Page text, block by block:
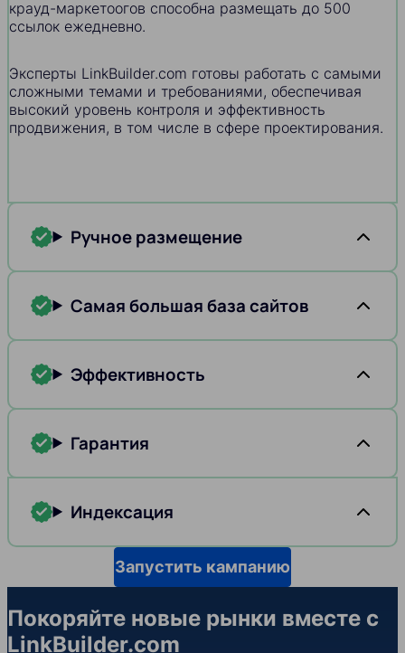
крауд-маркетоогов способна размещать до 500
ссылок ежедневно.
Эксперты LinkBuilder.com готовы работать с самыми
сложными темами и требованиями, обеспечивая
высокий уровень контроля и эффективность
продвижения, в том числе в сфере проектирования.
Ручное размещение
Самая большая база сайтов
Эффективность
Гарантия
Индексация
Запустить кампанию
Покоряйте новые рынки вместе с
LinkBuilder.com